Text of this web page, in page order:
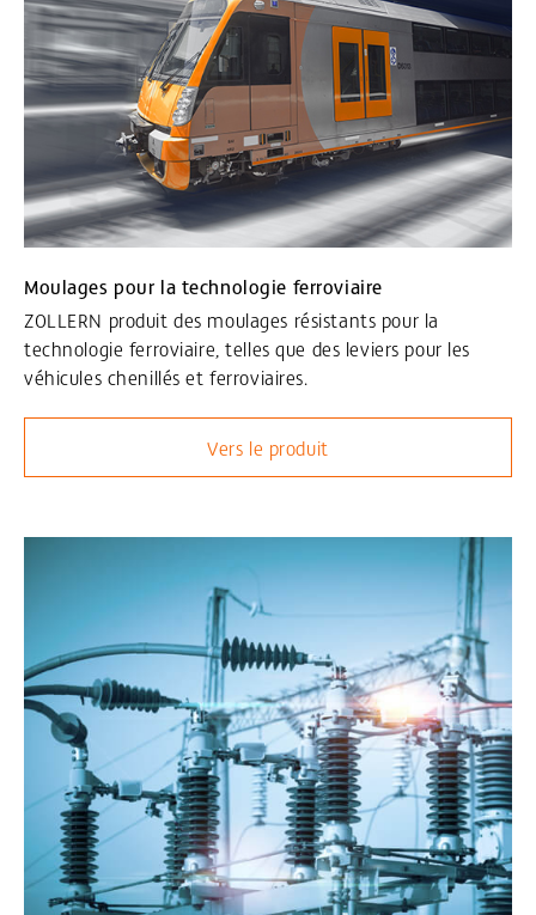
Moulages pour la technologie ferroviaire
ZOLLERN produit des moulages résistants pour la
technologie ferroviaire, telles que des leviers pour les
véhicules chenillés et ferroviaires.
Vers le produit